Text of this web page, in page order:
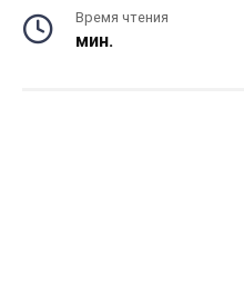
Время чтения
мин.